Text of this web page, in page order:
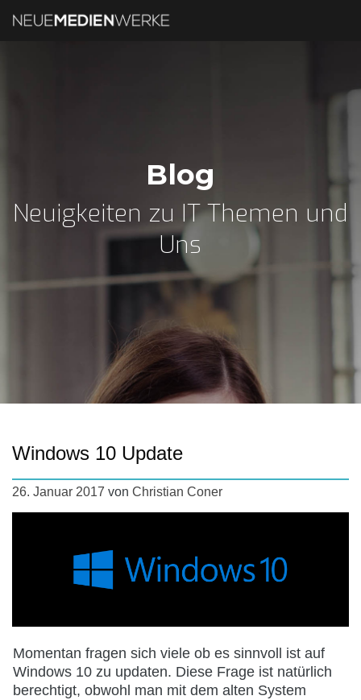
Blog
Neuigkeiten zu IT Themen und
Uns
Windows 10 Update
26. Januar 2017 von Christian Coner
Momentan fragen sich viele ob es sinnvoll ist auf
Windows 10 zu updaten. Diese Frage ist natürlich
berechtigt, obwohl man mit dem alten System